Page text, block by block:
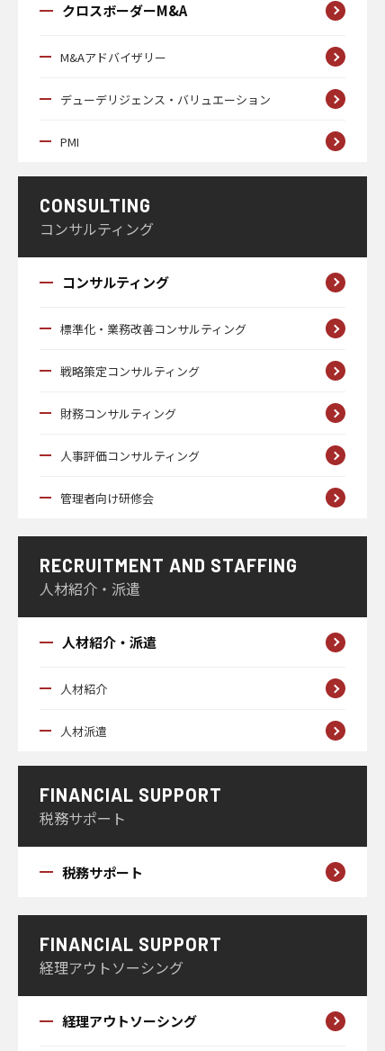
クロスボーダーM&A
M&Aアドバイザリー
デューデリジェンス・バリュエーション
PMI
CONSULTING
コンサルティング
コンサルティング
標準化・業務改善コンサルティング
戦略策定コンサルティング
財務コンサルティング
人事評価コンサルティング
管理者向け研修会
RECRUITMENT AND STAFFING
人材紹介・派遣
人材紹介・派遣
人材紹介
人材派遣
FINANCIAL SUPPORT
税務サポート
税務サポート
FINANCIAL SUPPORT
経理アウトソーシング
経理アウトソーシング